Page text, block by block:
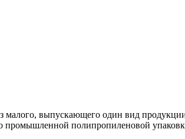
малого, выпускающего один вид
промышленной полипропиленовой